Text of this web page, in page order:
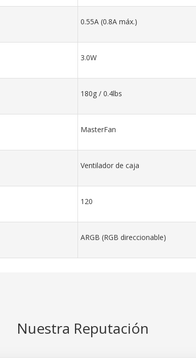
0.55A (0.8A máx.)
3.0W
180g / 0.4lbs
MasterFan
Ventilador de caja
120
ARGB (RGB direccionable)
Nuestra Reputación